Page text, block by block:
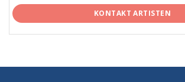
KONTAKT ARTISTEN